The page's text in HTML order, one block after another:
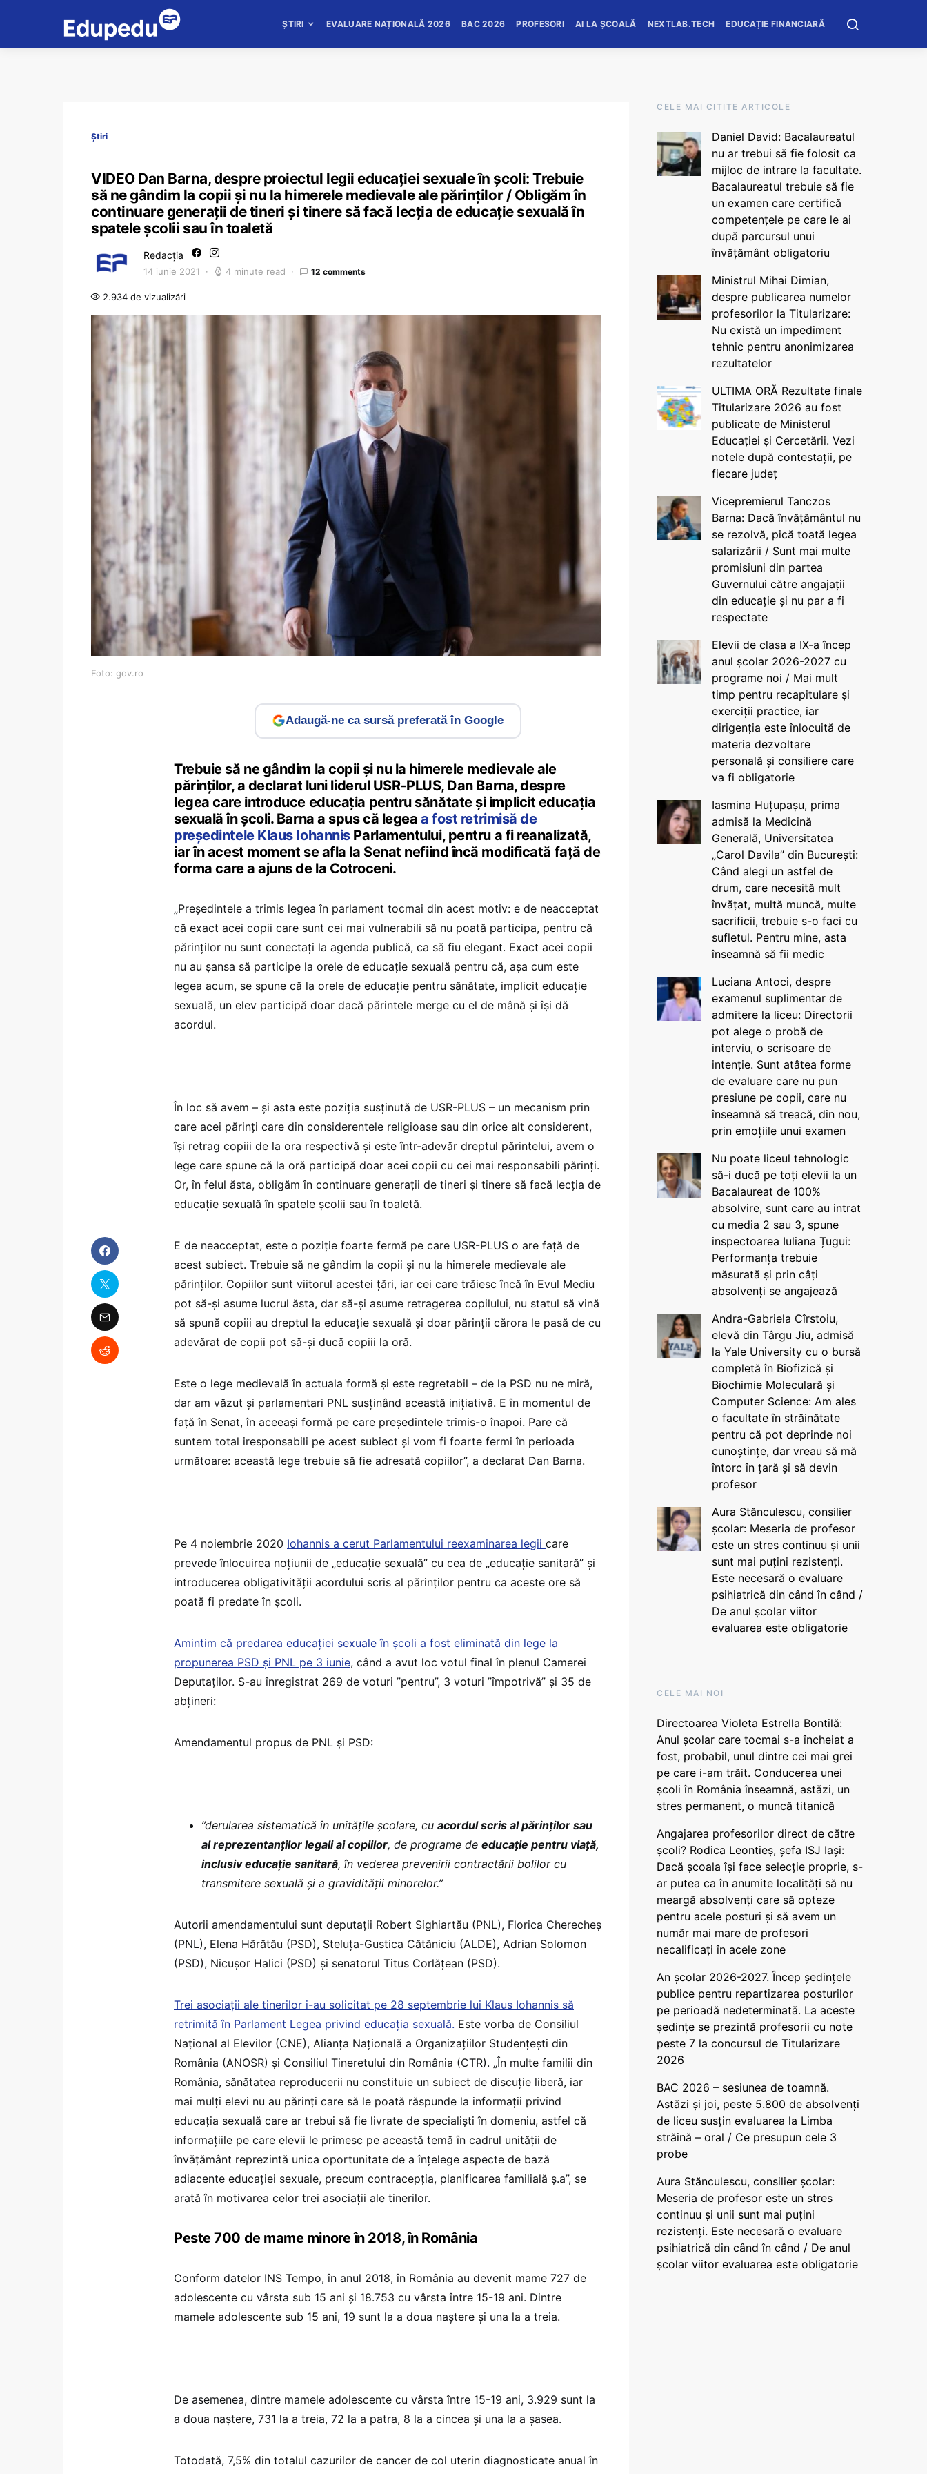
ȘTIRI EVALUARE NAȚIONALĂ 2026 BAC 2026 PROFESORI AI LA ȘCOALĂ NEXTLAB.TECH EDUCAȚIE FINANCIARĂ
Știri
VIDEO Dan Barna, despre proiectul legii educației sexuale în școli: Trebuie
să ne gândim la copii și nu la himerele medievale ale părinților / Obligăm în
continuare generații de tineri și tinere să facă lecția de educație sexuală în
spatele școlii sau în toaletă
Redacția
14 iunie 2021 4 minute read 12 comments
2.934 de vizualizări
Foto: gov.ro
Adaugă-ne ca sursă preferată în Google
Trebuie să ne gândim la copii și nu la himerele medievale ale
părinților, a declarat luni liderul USR-PLUS, Dan Barna, despre
legea care introduce educația pentru sănătate și implicit educația
sexuală în școli. Barna a spus că legea a fost retrimisă de
președintele Klaus IohannisParlamentului, pentru a fi reanalizată,
iar în acest moment se afla la Senat nefiind încă modificată față de
forma care a ajuns de la Cotroceni.
„Președintele a trimis legea în parlament tocmai din acest motiv: e de neacceptat
că exact acei copii care sunt cei mai vulnerabili să nu poată participa, pentru că
părinților nu sunt conectați la agenda publică, ca să fiu elegant. Exact acei copii
nu au șansa să participe la orele de educație sexuală pentru că, așa cum este
legea acum, se spune că la orele de educație pentru sănătate, implicit educație
sexuală, un elev participă doar dacă părintele merge cu el de mână și își dă
acordul.
În loc să avem – și asta este poziția susținută de USR-PLUS – un mecanism prin
care acei părinți care din considerentele religioase sau din orice alt considerent,
își retrag copiii de la ora respectivă și este într-adevăr dreptul părintelui, avem o
lege care spune că la oră participă doar acei copii cu cei mai responsabili părinți.
Or, în felul ăsta, obligăm în continuare generații de tineri și tinere să facă lecția de
educație sexuală în spatele școlii sau în toaletă.
E de neacceptat, este o poziție foarte fermă pe care USR-PLUS o are față de
acest subiect. Trebuie să ne gândim la copii și nu la himerele medievale ale
părinților. Copiilor sunt viitorul acestei țări, iar cei care trăiesc încă în Evul Mediu
pot să-și asume lucrul ăsta, dar să-și asume retragerea copilului, nu statul să vină
să spună copiii au dreptul la educație sexuală și doar părinții cărora le pasă de cu
adevărat de copii pot să-și ducă copiii la oră.
Este o lege medievală în actuala formă și este regretabil – de la PSD nu ne miră,
dar am văzut și parlamentari PNL susținând această inițiativă. E în momentul de
față în Senat, în aceeași formă pe care președintele trimis-o înapoi. Pare că
suntem total iresponsabili pe acest subiect și vom fi foarte fermi în perioada
următoare: această lege trebuie să fie adresată copiilor”, a declarat Dan Barna.
Pe 4 noiembrie 2020 Iohannis a cerut Parlamentului reexaminarea legii care
prevede înlocuirea noțiunii de „educație sexuală” cu cea de „educație sanitară” și
introducerea obligativității acordului scris al părinților pentru ca aceste ore să
poată fi predate în școli.
Amintim că predarea educației sexuale în școli a fost eliminată din lege la
propunerea PSD și PNL pe 3 iunie, când a avut loc votul final în plenul Camerei
Deputaților. S-au înregistrat 269 de voturi ”pentru”, 3 voturi ”împotrivă” și 35 de
abțineri:
Amendamentul propus de PNL și PSD:
”derularea sistematică în unitățile școlare, cu acordul scris al părinților sau
al reprezentanților legali ai copiilor, de programe de educație pentru viață,
inclusiv educație sanitară, în vederea prevenirii contractării bolilor cu
transmitere sexuală și a gravidității minorelor.”
Autorii amendamentului sunt deputaţii Robert Sighiartău (PNL), Florica Cherecheş
(PNL), Elena Hărătău (PSD), Steluţa-Gustica Cătăniciu (ALDE), Adrian Solomon
(PSD), Nicuşor Halici (PSD) şi senatorul Titus Corlăţean (PSD).
Trei asociații ale tinerilor i-au solicitat pe 28 septembrie lui Klaus Iohannis să
retrimită în Parlament Legea privind educația sexuală. Este vorba de Consiliul
Național al Elevilor (CNE), Alianța Națională a Organizațiilor Studențești din
România (ANOSR) și Consiliul Tineretului din România (CTR). „În multe familii din
România, sănătatea reproducerii nu constituie un subiect de discuție liberă, iar
mai mulți elevi nu au părinți care să le poată răspunde la informații privind
educația sexuală care ar trebui să fie livrate de specialiști în domeniu, astfel că
informațiile pe care elevii le primesc pe această temă în cadrul unității de
învățământ reprezintă unica oportunitate de a înțelege aspecte de bază
adiacente educației sexuale, precum contracepția, planificarea familială ș.a”, se
arată în motivarea celor trei asociații ale tinerilor.
Peste 700 de mame minore în 2018, în România
Conform datelor INS Tempo, în anul 2018, în România au devenit mame 727 de
adolescente cu vârsta sub 15 ani și 18.753 cu vârsta între 15-19 ani. Dintre
mamele adolescente sub 15 ani, 19 sunt la a doua naștere și una la a treia.
De asemenea, dintre mamele adolescente cu vârsta între 15-19 ani, 3.929 sunt la
a doua naștere, 731 la a treia, 72 la a patra, 8 la a cincea și una la a șasea.
Totodată, 7,5% din totalul cazurilor de cancer de col uterin diagnosticate anual în
CELE MAI CITITE ARTICOLE
Daniel David: Bacalaureatul
nu ar trebui să fie folosit ca
mijloc de intrare la facultate.
Bacalaureatul trebuie să fie
un examen care certifică
competențele pe care le ai
după parcursul unui
învățământ obligatoriu
Ministrul Mihai Dimian,
despre publicarea numelor
profesorilor la Titularizare:
Nu există un impediment
tehnic pentru anonimizarea
rezultatelor
ULTIMA ORĂ Rezultate finale
Titularizare 2026 au fost
publicate de Ministerul
Educației și Cercetării. Vezi
notele după contestații, pe
fiecare județ
Vicepremierul Tanczos
Barna: Dacă învățământul nu
se rezolvă, pică toată legea
salarizării / Sunt mai multe
promisiuni din partea
Guvernului către angajații
din educație și nu par a fi
respectate
Elevii de clasa a IX-a încep
anul școlar 2026-2027 cu
programe noi / Mai mult
timp pentru recapitulare și
exerciții practice, iar
dirigenția este înlocuită de
materia dezvoltare
personală și consiliere care
va fi obligatorie
Iasmina Huțupașu, prima
admisă la Medicină
Generală, Universitatea
„Carol Davila” din București:
Când alegi un astfel de
drum, care necesită mult
învățat, multă muncă, multe
sacrificii, trebuie s-o faci cu
sufletul. Pentru mine, asta
înseamnă să fii medic
Luciana Antoci, despre
examenul suplimentar de
admitere la liceu: Directorii
pot alege o probă de
interviu, o scrisoare de
intenție. Sunt atâtea forme
de evaluare care nu pun
presiune pe copii, care nu
înseamnă să treacă, din nou,
prin emoțiile unui examen
Nu poate liceul tehnologic
să-i ducă pe toți elevii la un
Bacalaureat de 100%
absolvire, sunt care au intrat
cu media 2 sau 3, spune
inspectoarea Iuliana Țugui:
Performanța trebuie
măsurată și prin câți
absolvenți se angajează
Andra-Gabriela Cîrstoiu,
elevă din Târgu Jiu, admisă
la Yale University cu o bursă
completă în Biofizică și
Biochimie Moleculară și
Computer Science: Am ales
o facultate în străinătate
pentru că pot deprinde noi
cunoștințe, dar vreau să mă
întorc în țară și să devin
profesor
Aura Stănculescu, consilier
școlar: Meseria de profesor
este un stres continuu și unii
sunt mai puțini rezistenți.
Este necesară o evaluare
psihiatrică din când în când /
De anul școlar viitor
evaluarea este obligatorie
CELE MAI NOI
Directoarea Violeta Estrella Bontilă:
Anul școlar care tocmai s-a încheiat a
fost, probabil, unul dintre cei mai grei
pe care i-am trăit. Conducerea unei
școli în România înseamnă, astăzi, un
stres permanent, o muncă titanică
Angajarea profesorilor direct de către
școli? Rodica Leontieș, șefa ISJ Iași:
Dacă școala își face selecție proprie, s-
ar putea ca în anumite localități să nu
meargă absolvenți care să opteze
pentru acele posturi și să avem un
număr mai mare de profesori
necalificați în acele zone
An școlar 2026-2027. Încep ședințele
publice pentru repartizarea posturilor
pe perioadă nedeterminată. La aceste
ședințe se prezintă profesorii cu note
peste 7 la concursul de Titularizare
2026
BAC 2026 – sesiunea de toamnă.
Astăzi și joi, peste 5.800 de absolvenți
de liceu susțin evaluarea la Limba
străină – oral / Ce presupun cele 3
probe
Aura Stănculescu, consilier școlar:
Meseria de profesor este un stres
continuu și unii sunt mai puțini
rezistenți. Este necesară o evaluare
psihiatrică din când în când / De anul
școlar viitor evaluarea este obligatorie